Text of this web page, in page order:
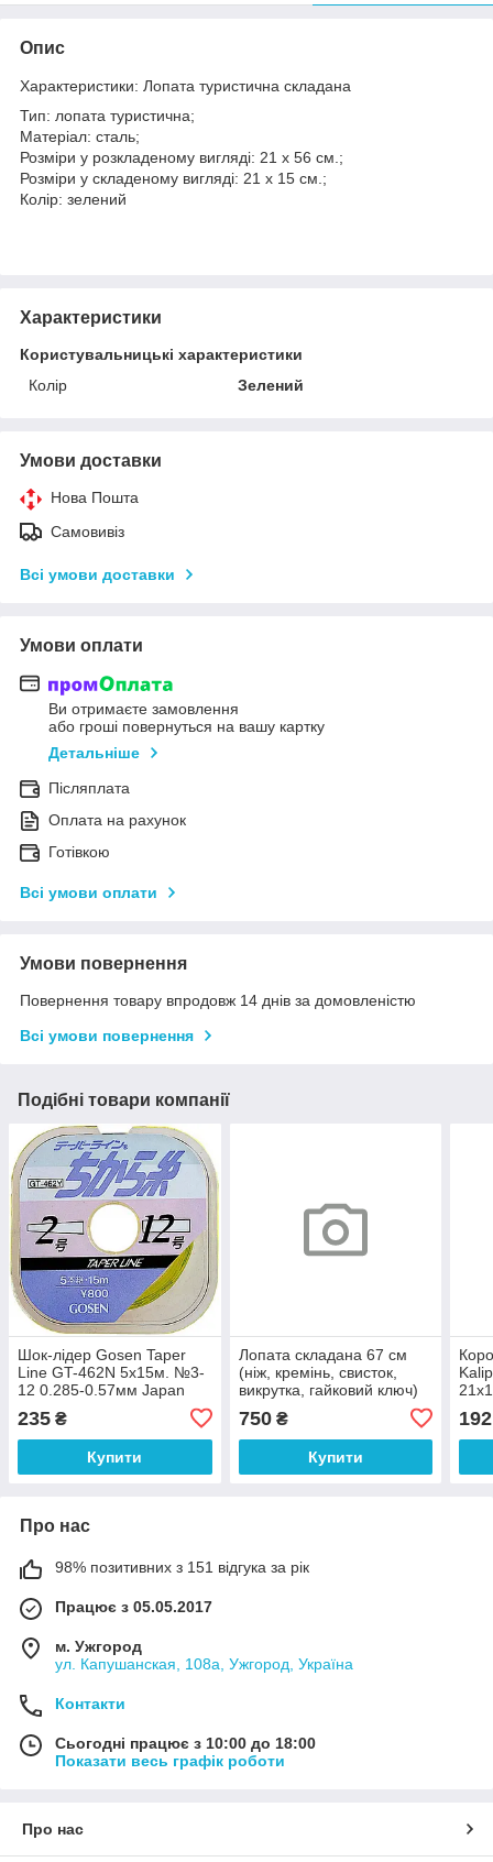
Опис
Характеристики: Лопата туристична складана
Тип: лопата туристична;
Матеріал: сталь;
Розміри у розкладеному вигляді: 21 х 56 см.;
Розміри у складеному вигляді: 21 х 15 см.;
Колір: зелений
Характеристики
Користувальницькі характеристики
Колір
Зелений
Умови доставки
Нова Пошта
Самовивіз
Всі умови доставки
Умови оплати
Ви отримаєте замовлення
або гроші повернуться на вашу картку
Детальніше
Післяплата
Оплата на рахунок
Готівкою
Всі умови оплати
Умови повернення
Повернення товару впродовж 14 днів за домовленістю
Всі умови повернення
Подібні товари компанії
Шок-лідер Gosen Taper
Line GT-462N 5х15м. №3-
12 0.285-0.57мм Japan
235 ₴
Купити
Лопата складана 67 см
(ніж, кремінь, свисток,
викрутка, гайковий ключ)
750₴
Купити
192
Про нас
98% позитивних з 151 відгука за рік
Працює з 05.05.2017
м. Ужгород
ул. Капушанская, 108а, Ужгород, Україна
Контакти
Сьогодні працює з 10:00 до 18:00
Показати весь графік роботи
Про нас